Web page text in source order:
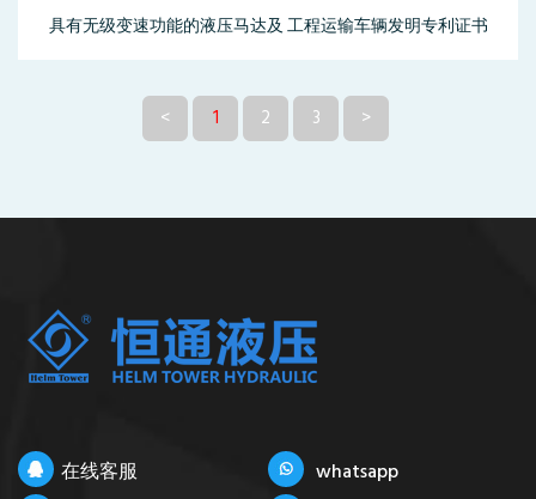
具有无级变速功能的液压马达及 工程运输车辆发明专利证书
< 1 2 3 >
在线客服
whatsapp